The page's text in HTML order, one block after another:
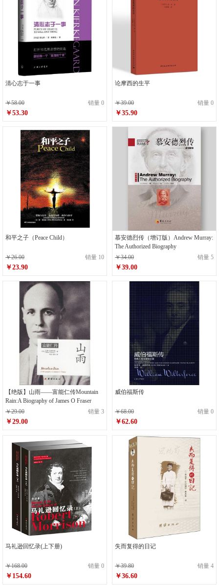
清心志于一事
￥58.00 销量 0
￥53.30
论摩西的生平
￥39.00 销量 0
￥35.90
和平之子（Peace Child）
￥26.00 销量 10
￥23.90
慕安德烈传（增订版）Andrew Murray:
The Authorized Biography
￥34.00
销量 5
￥39.00
【绝版】山雨——富能仁传Mountain
Rain:A Biography of James O Fraser
￥29.00
销量 3
￥29.00
威伯福斯传
￥68.00 销量 0
￥62.60
马礼逊回忆录(上下册)
￥168.00 销量 0
￥154.60
失而复得的日记
￥39.80 销量 4
￥36.60